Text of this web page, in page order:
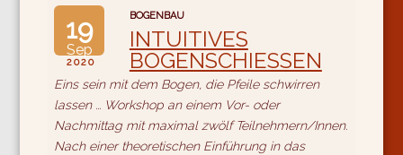
19
Sep
2020
BOGENBAU
INTUITIVES
BOGENSCHIESSEN
Eins sein mit dem Bogen, die Pfeile schwirren
lassen ... Workshop an einem Vor- oder
Nachmittag mit maximal zwölf Teilnehmern/Innen.
Nach einer theoretischen Einführung in das